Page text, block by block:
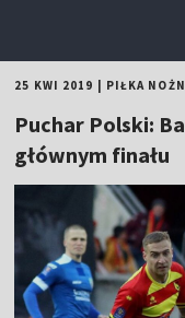
25 KWI 2019 PIŁKA
Puchar Polski:
głównym finału